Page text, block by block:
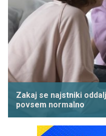
Zakaj se najstniki
povsem normalno